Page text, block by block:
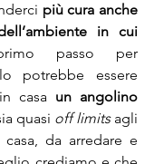
più cura anche
in cui
passo per
potrebbe essere
casa un angolino
quasi off limits agli
da arredare e